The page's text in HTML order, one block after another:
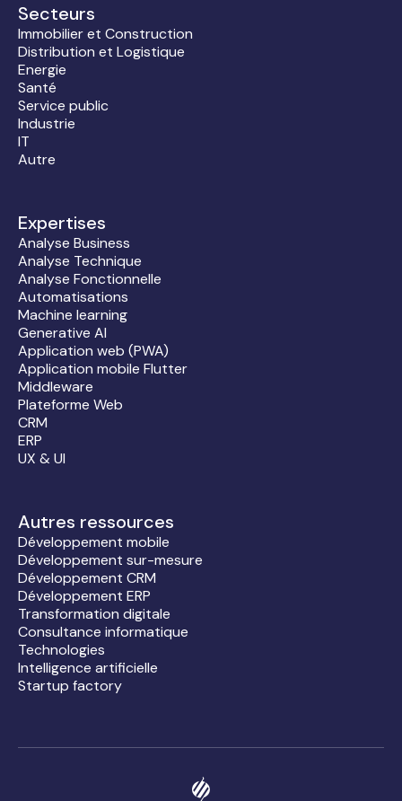
Secteurs
Immobilier et Construction
Distribution et Logistique
Energie
Santé
Service public
Industrie
IT
Autre
Expertises
Analyse Business
Analyse Technique
Analyse Fonctionnelle
Automatisations
Machine learning
Generative AI
Application web (PWA)
Application mobile Flutter
Middleware
Plateforme Web
CRM
ERP
UX & UI
Autres ressources
Développement mobile
Développement sur-mesure
Développement CRM
Développement ERP
Transformation digitale
Consultance informatique
Technologies
Intelligence artificielle
Startup factory